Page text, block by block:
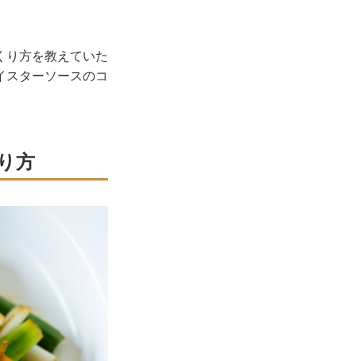
り方を教えていた
スターソースのコ
方